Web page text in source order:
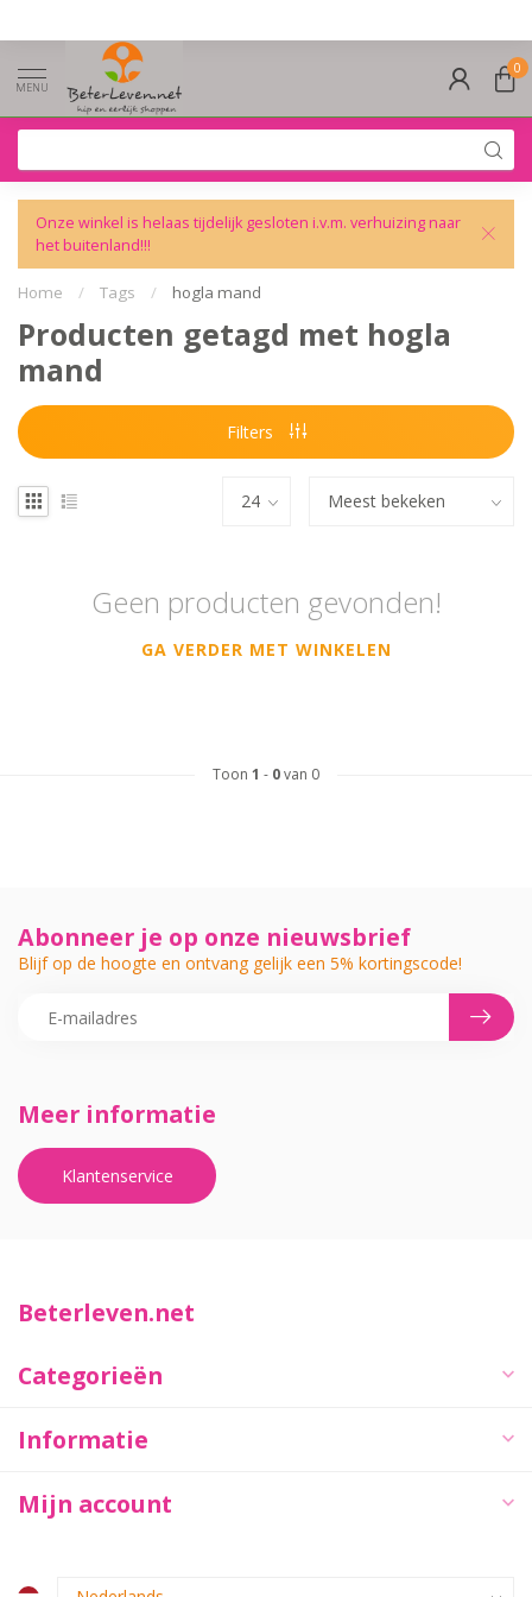
MENU
0
Onze winkel is helaas tijdelijk gesloten i.v.m. verhuizing naar
het buitenland!!!
Home / Tags / hogla mand
Producten getagd met hogla
mand
Filters
Geen producten gevonden!
GA VERDER MET WINKELEN
Toon 1 - 0van 0
Meer informatie
Klantenservice
Abonneer je op onze nieuwsbrief
Blijf op de hoogte en ontvang gelijk een 5% kortingscode!
Beterleven.net
Categorieën
Informatie
Mijn account